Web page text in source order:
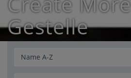
Gestelle